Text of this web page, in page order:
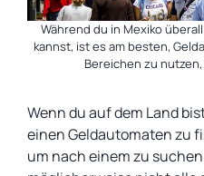
Während du in Mexiko
kannst, ist es am besten,
Bereichen zu
Wenn du auf dem Land
einen Geldautomaten zu
um nach einem zu